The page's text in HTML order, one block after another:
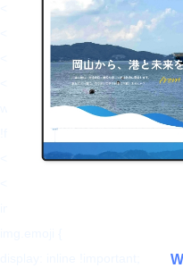
<link rel='dns-prefetch' href='//
<link rel='dns-prefetch' href='//
<link rel="alternate"
<script type="text/javascript">
window._wpemojiSettings =
!function(e,a,t){var
</script>